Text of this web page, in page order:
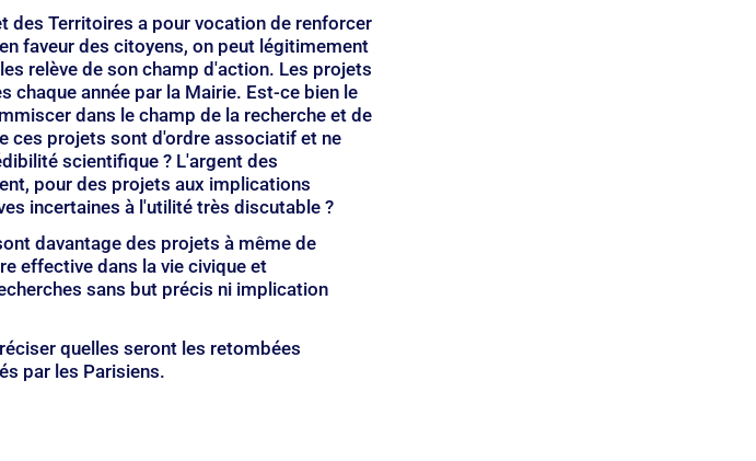
des Territoires a pour vocation de renforcer
faveur des citoyens, on peut légitimement
relève de son champ d'action. Les projets
année par la Mairie. Est-ce bien le
dans le champ de la recherche et de
ces projets sont d'ordre associatif et ne
scientifique ? L'argent des
pour des projets aux implications
incertaines à l'utilité très discutable ?
davantage des projets à même de
effective dans la vie civique et
sans but précis ni implication
quelles seront les retombées
par les Parisiens.